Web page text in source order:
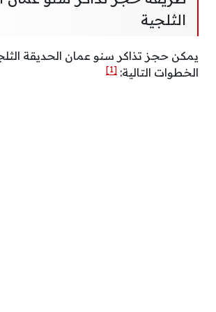
الثلجية
يمكن حجز تذاكر سنو عمان الحديقة
الخطوات التالية: [1]